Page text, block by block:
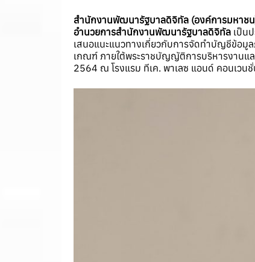
สำนักงานพัฒนารัฐบาลดิจิทัล (องค์การมหาช
อำนวยการสำนักงานพัฒนารัฐบาลดิจิทัล เป็น
เสนอแนะแนวทางเกี่ยวกับการจัดทำบัญชีข้อมู
เกณฑ์ ภายใต้พระราชบัญญัติการบริหารงานแ
2564 ณ โรงแรม ทีเค. พาเลซ แอนด์ คอนเวน